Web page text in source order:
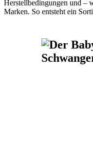
Herstellbedingungen und –
Marken. So entsteht ein